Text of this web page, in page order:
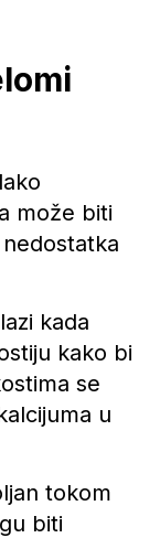
može biti
kada
kako bi
se
u
tokom
biti